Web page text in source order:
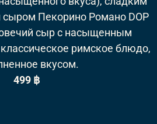
Пекорино Романо DOP
сыр с насыщенным
римское блюдо,
вкусом.
499 ฿